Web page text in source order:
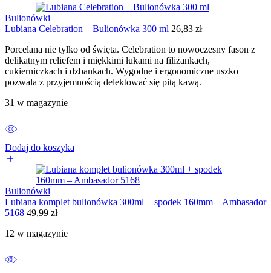
Bulionówki
Lubiana Celebration – Bulionówka 300 ml 26,83 zł
Porcelana nie tylko od święta. Celebration to nowoczesny fason z
delikatnym reliefem i miękkimi łukami na filiżankach,
cukierniczkach i dzbankach. Wygodne i ergonomiczne uszko
pozwala z przyjemnością delektować się pitą kawą.
31 w magazynie
Dodaj do koszyka
Bulionówki
Lubiana komplet bulionówka 300ml + spodek 160mm – Ambasador
5168 49,99 zł
12 w magazynie